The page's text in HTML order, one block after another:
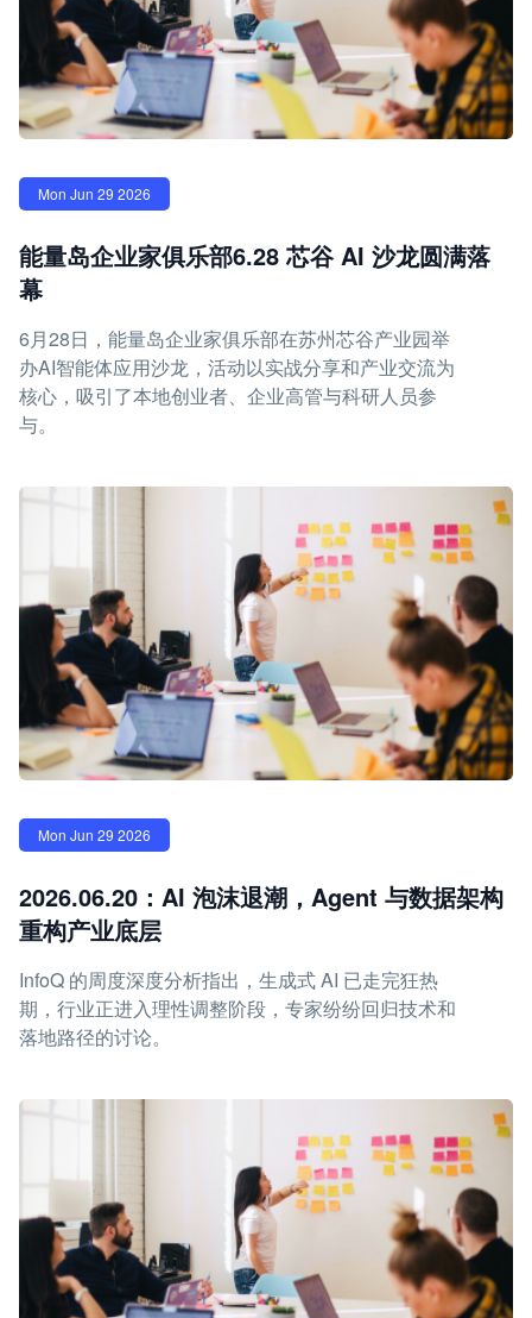
Mon Jun 29 2026
能量岛企业家俱乐部6.28 芯谷 AI 沙龙圆满落
幕
6月28日，能量岛企业家俱乐部在苏州芯谷产业园举
办AI智能体应用沙龙，活动以实战分享和产业交流为
核心，吸引了本地创业者、企业高管与科研人员参
与。
Mon Jun 29 2026
2026.06.20：AI 泡沫退潮，Agent 与数据架构
重构产业底层
InfoQ 的周度深度分析指出，生成式 AI 已走完狂热
期，行业正进入理性调整阶段，专家纷纷回归技术和
落地路径的讨论。